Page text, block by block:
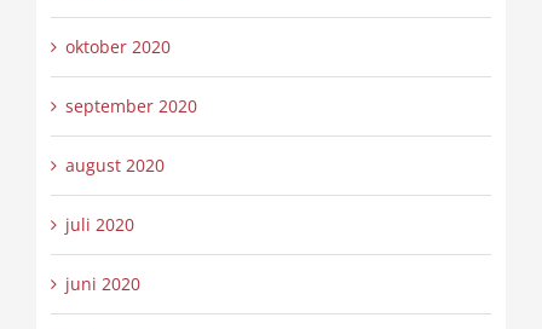
oktober 2020
september 2020
august 2020
juli 2020
juni 2020